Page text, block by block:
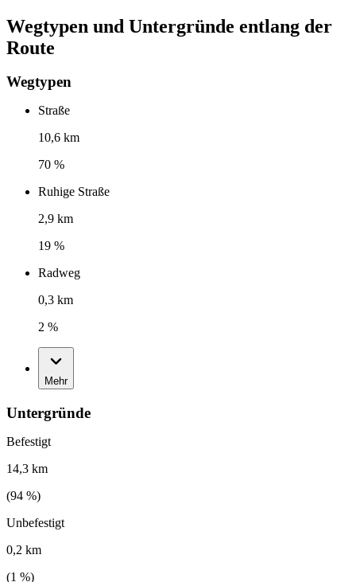
Wegtypen und Untergründe entlang der
Route
Wegtypen
Straße
10,6 km
70 %
Ruhige Straße
2,9 km
19 %
Radweg
0,3 km
2 %
Mehr
Untergründe
Befestigt
14,3 km
(94 %)
Unbefestigt
0,2 km
(1 %)